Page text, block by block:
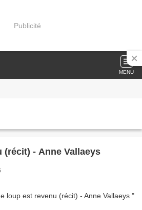
Publicité
MENU
(récit) - Anne Vallaeys